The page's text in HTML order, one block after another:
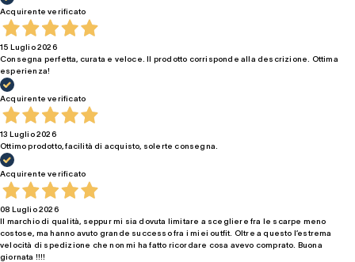
Acquirente verificato
15 Luglio 2026
Consegna perfetta, curata e veloce. Il prodotto corrisponde alla descrizione. Ottima
esperienza!
Acquirente verificato
13 Luglio 2026
Ottimo prodotto, facilità di acquisto, solerte consegna.
Acquirente verificato
08 Luglio 2026
Il marchio di qualità, seppur mi sia dovuta limitare a scegliere fra le scarpe meno
costose, ma hanno avuto grande successo fra i miei outfit. Oltre a questo l’estrema
velocità di spedizione che non mi ha fatto ricordare cosa avevo comprato. Buona
giornata !!!!